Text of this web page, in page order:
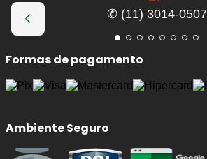
✆ (11) 3014-0507
Formas de pagamento
Ambiente Seguro